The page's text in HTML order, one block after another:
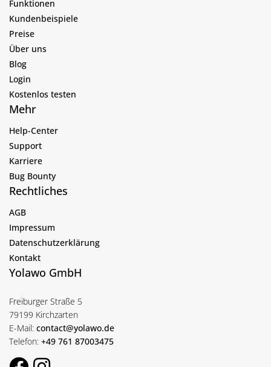
Funktionen
Kundenbeispiele
Preise
Über uns
Blog
Login
Kostenlos testen
Mehr
Help-Center
Support
Karriere
Bug Bounty
Rechtliches
AGB
Impressum
Datenschutzerklärung
Kontakt
Yolawo GmbH
Freiburger Straße 5
79199 Kirchzarten
E-Mail: contact@yolawo.de
Telefon: +49 761 87003475